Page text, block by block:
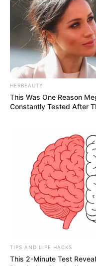
HERBEAUTY
This Was One Reason
Constantly Tested After
TIPS AND LIFE HACKS
This 2-Minute Test